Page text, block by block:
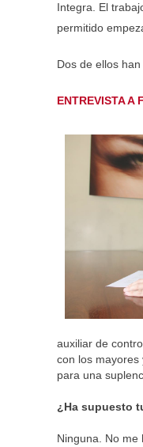
Integra. El
permitido
Dos de ellos
ENTREVISTA A
auxiliar de
con los mayores
para una
¿Ha supuesto
Ninguna. No